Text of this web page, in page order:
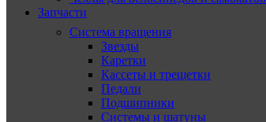
Запчасти
Система вращения
Звезды
Каретки
Кассеты и трещетки
Педали
Подшипники
Системы и шатуны